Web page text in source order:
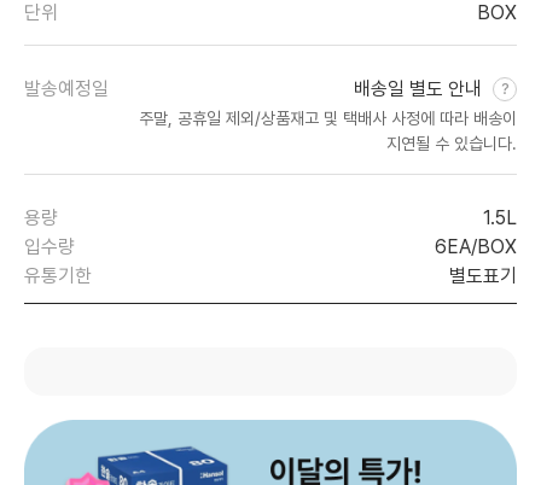
단위
BOX
발송예정일 배송일 별도 안내
주말, 공휴일 제외/상품재고 및 택배사 사정에 따라 배송이
지연될 수 있습니다.
용량
1.5L
입수량
6EA/BOX
유통기한
별도표기